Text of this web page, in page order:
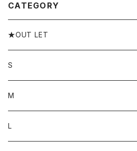
CATEGORY
★OUT LET
S
M
L